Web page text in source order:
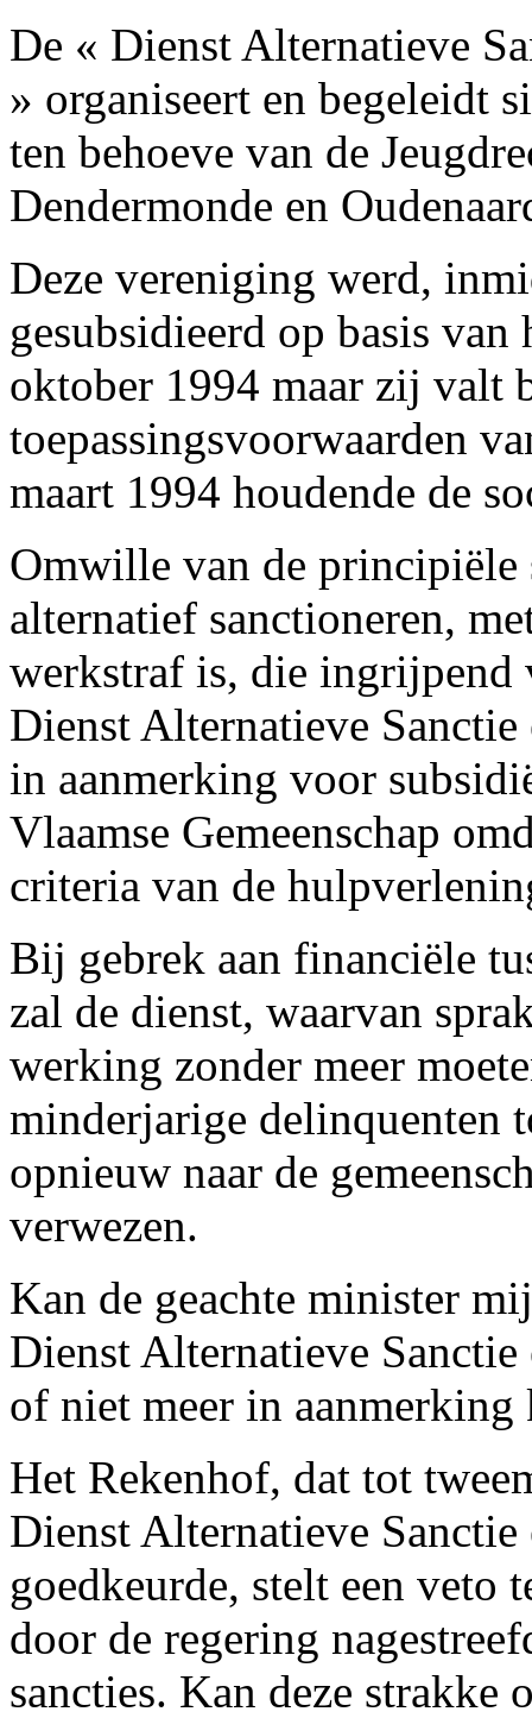
De « Dienst Alternatieve
» organiseert en begeleidt
ten behoeve van de
Dendermonde en
Deze vereniging werd,
gesubsidieerd op basis
oktober 1994 maar zij valt
toepassingsvoorwaarden
maart 1994 houdende de
Omwille van de
alternatief sanctioneren,
werkstraf is, die ingrijpend
Dienst Alternatieve
in aanmerking voor
Vlaamse Gemeenschap
criteria van de
Bij gebrek aan financiële
zal de dienst, waarvan
werking zonder meer
minderjarige delinquenten
opnieuw naar de
verwezen.
Kan de geachte minister
Dienst Alternatieve
of niet meer in
Het Rekenhof, dat tot
Dienst Alternatieve
goedkeurde, stelt een veto
door de regering
sancties. Kan deze